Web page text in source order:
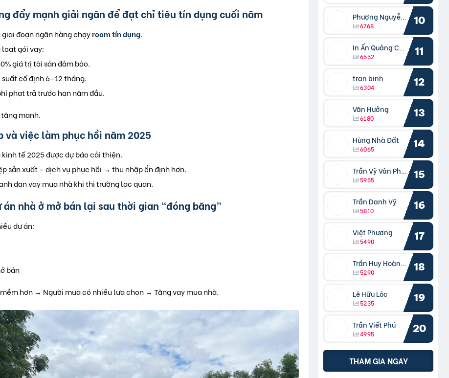
đẩy mạnh giải ngân để đạt chỉ tiêu tín dụng cuối năm
đoạn ngân hàng chạyroom tín dụng.
gói vay:
giá trị tài sản đảm bảo.
suất cố định 6–12 tháng.
phạt trả trước hạn năm đầu.
mạnh.
và việc làm phục hồi năm 2025
tế 2025 được dự báo cải thiện.
sản xuất – dịch vụ phục hồi → thu nhập ổn định hơn.
dạn vay mua nhà khi thị trường lạc quan.
án nhà ở mở bán lại sau thời gian “đóng băng”
dự án:
bán
hơn → Người mua có nhiều lựa chọn → Tăng vay mua nhà.
Phượng Nguyễn Phượng
6768 10
In Ấn Quảng Cáo Cần Thơ
6552 11
tran binh
6304 12
Văn Hưởng
6180 13
Hùng Nhà Đất
6065 14
Trần Vỹ Vân Phong
5955 15
Trần Danh Vỹ
5810 16
Việt Phương
5490 17
Trần Huy Hoàng Bắc
5290 18
Lê Hữu Lộc
5235 19
Trần Viết Phú
4995 20
THAM GIA NGAY